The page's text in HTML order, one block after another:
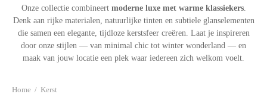
Onze collectie combineert moderne luxe met warme klassiekers.
Denk aan rijke materialen, natuurlijke tinten en subtiele glanselementen
die samen een elegante, tijdloze kerstsfeer creëren. Laat je inspireren
door onze stijlen — van minimal chic tot winter wonderland — en
maak van jouw locatie een plek waar iedereen zich welkom voelt.
Home / Kerst
& sweettable
& bijzettafels
deco
decoratie
items